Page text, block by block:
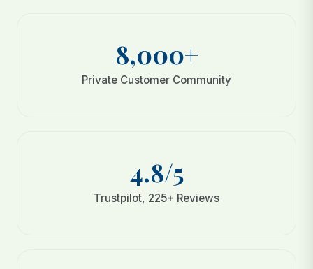
8,000+
Private Customer Community
4.8/5
Trustpilot, 225+ Reviews